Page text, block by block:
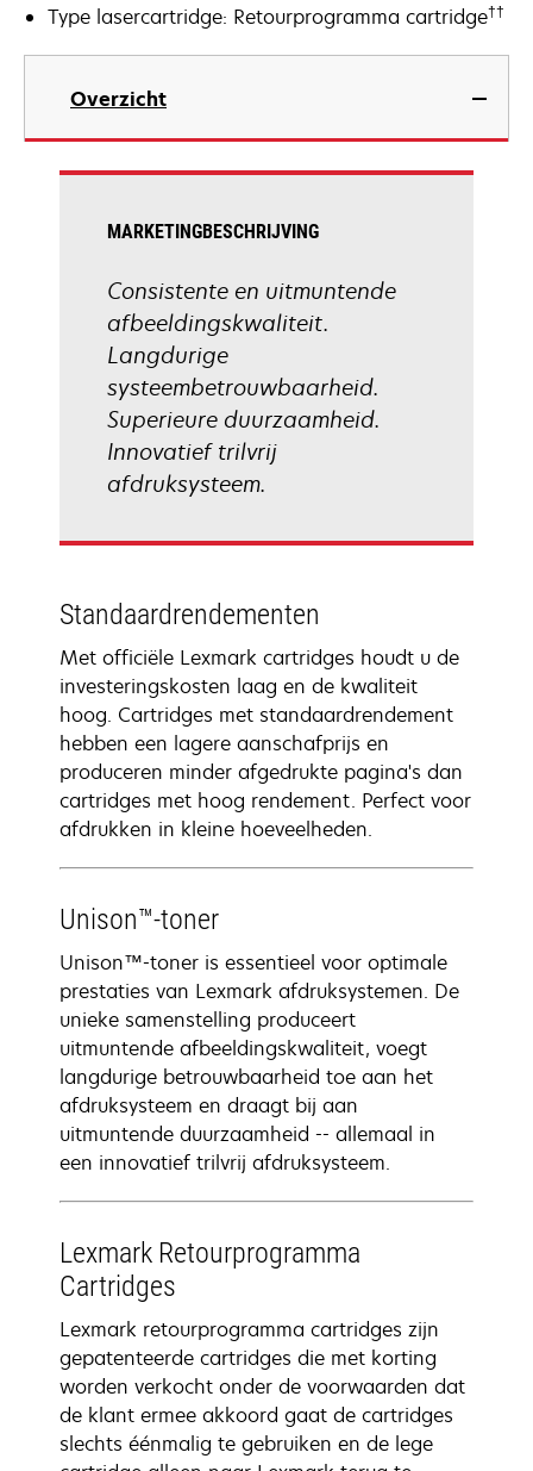
Type lasercartridge: Retourprogramma cartridge††
Overzicht
MARKETINGBESCHRIJVING
Consistente en uitmuntende
afbeeldingskwaliteit.
Langdurige
systeembetrouwbaarheid.
Superieure duurzaamheid.
Innovatief trilvrij
afdruksysteem.
Standaardrendementen
Met officiële Lexmark cartridges houdt u de
investeringskosten laag en de kwaliteit
hoog. Cartridges met standaardrendement
hebben een lagere aanschafprijs en
produceren minder afgedrukte pagina's dan
cartridges met hoog rendement. Perfect voor
afdrukken in kleine hoeveelheden.
Unison™-toner
Unison™-toner is essentieel voor optimale
prestaties van Lexmark afdruksystemen. De
unieke samenstelling produceert
uitmuntende afbeeldingskwaliteit, voegt
langdurige betrouwbaarheid toe aan het
afdruksysteem en draagt bij aan
uitmuntende duurzaamheid -- allemaal in
een innovatief trilvrij afdruksysteem.
Lexmark Retourprogramma
Cartridges
Lexmark retourprogramma cartridges zijn
gepatenteerde cartridges die met korting
worden verkocht onder de voorwaarden dat
de klant ermee akkoord gaat de cartridges
slechts éénmalig te gebruiken en de lege